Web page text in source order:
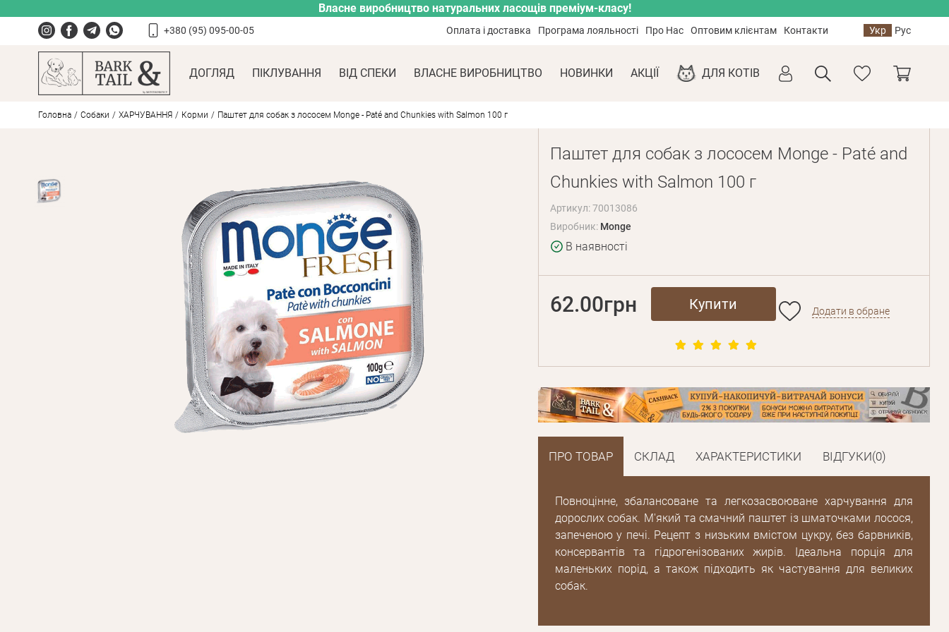
Власне виробництво натуральних ласощів преміум-класу!
+380 (95) 095-00-05 Оплата і доставка Програма лояльності Про Нас Оптовим клієнтам Контакти Укр Рус
ДОГЛЯД ПІКЛУВАННЯ ВІД СПЕКИ ВЛАСНЕ ВИРОБНИЦТВО НОВИНКИ АКЦІЇ ДЛЯ КОТІВ
Головна Собаки ХАРЧУВАННЯ Корми Паштет для собак з лососем Monge - Paté and Chunkies with Salmon 100 г
Паштет для собак з лососем Monge - Paté and
Chunkies with Salmon 100 г
Артикул: 70013086
Виробник: Monge
В наявності
62.00грн Купити Додати в обране
ПРО ТОВАР СКЛАД ХАРАКТЕРИСТИКИ ВІДГУКИ(0)
Повноцінне, збалансоване та легкозасвоюване харчування для
дорослих собак. М'який та смачний паштет із шматочками лосося,
запеченою у печі. Рецепт з низьким вмістом цукру, без барвників,
консервантів та гідрогенізованих жирів. Ідеальна порція для
маленьких порід, а також підходить як частування для великих
собак.
Пароль